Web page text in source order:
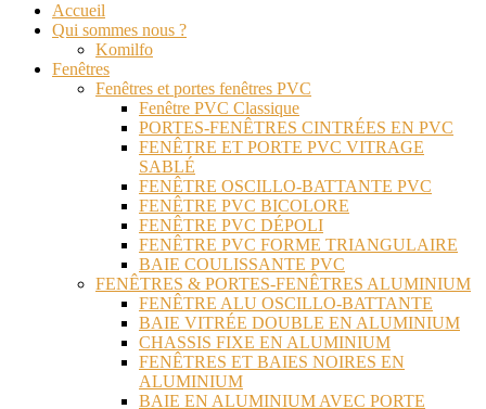
Accueil
Qui sommes nous ?
Komilfo
Fenêtres
Fenêtres et portes fenêtres PVC
Fenêtre PVC Classique
PORTES-FENÊTRES CINTRÉES EN PVC
FENÊTRE ET PORTE PVC VITRAGE
SABLÉ
FENÊTRE OSCILLO-BATTANTE PVC
FENÊTRE PVC BICOLORE
FENÊTRE PVC DÉPOLI
FENÊTRE PVC FORME TRIANGULAIRE
BAIE COULISSANTE PVC
FENÊTRES & PORTES-FENÊTRES ALUMINIUM
FENÊTRE ALU OSCILLO-BATTANTE
BAIE VITRÉE DOUBLE EN ALUMINIUM
CHASSIS FIXE EN ALUMINIUM
FENÊTRES ET BAIES NOIRES EN
ALUMINIUM
BAIE EN ALUMINIUM AVEC PORTE